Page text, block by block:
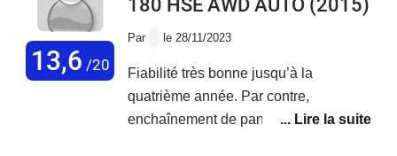
monsieur...". ce qui revient à dire "pas
Honte à cette marqueSi j’avais lu les avis avant jamais
je ne me serai dirigée vers ce véhiculeUn seul mot :
fuyez !!!
13,6 /20
180 HSE AWD AUTO (2015)
Par le 28/11/2023
Fiabilité très bonne jusqu’à la
quatrième année. Par contre,
enchaînement de pannes